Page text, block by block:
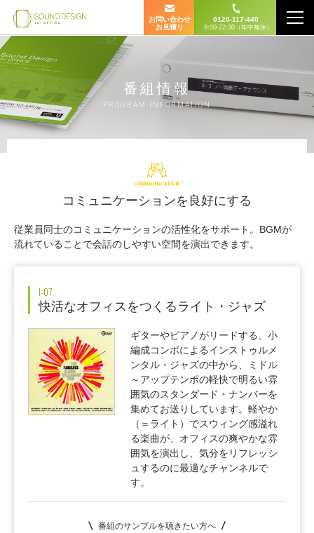
お問い合わせ
お見積り
0120-117-440
9:00-22:30（年中無休）
番組情報
PROGRAM INFORMATION
コミュニケーションを良好にする
従業員同士のコミュニケーションの活性化をサポート。BGMが
流れていることで会話のしやすい空間を演出できます。
I-07
快活なオフィスをつくるライト・ジャズ
ギターやピアノがリードする、小
編成コンボによるインストゥルメ
ンタル・ジャズの中から、ミドル
～アップテンポの軽快で明るい雰
囲気のスタンダード・ナンバーを
集めてお送りしています。軽やか
（＝ライト）でスウィング感溢れ
る楽曲が、オフィスの爽やかな雰
囲気を演出し、気分をリフレッシ
ュするのに最適なチャンネルで
す。
番組のサンプルを聴きたい方へ